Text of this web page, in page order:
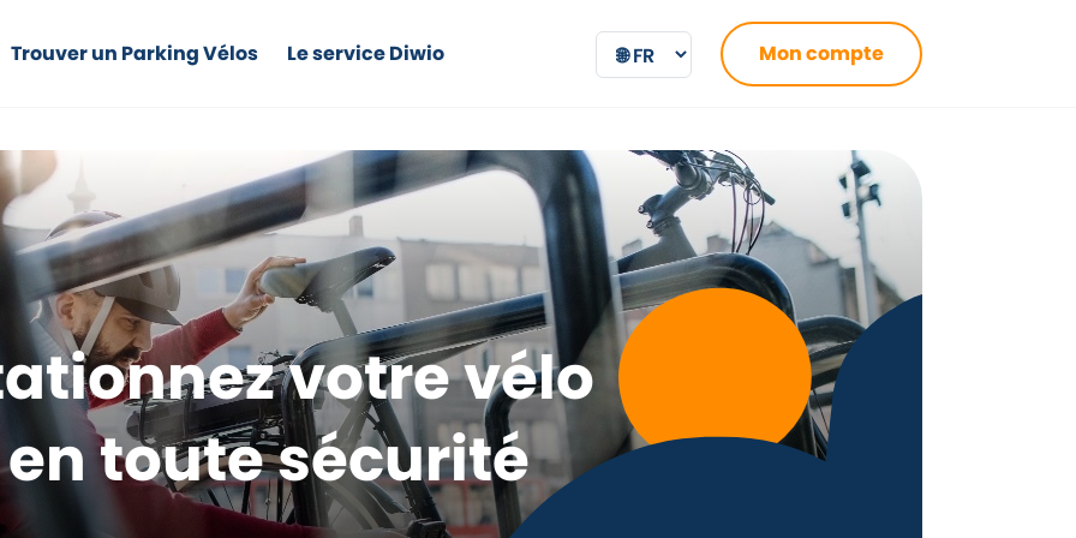
Trouver un Parking Vélos Le service Diwio Mon compte
votre vélo
en toute sécurité